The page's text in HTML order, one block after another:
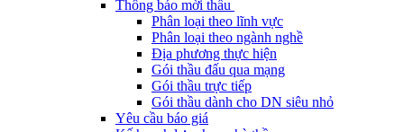
Thông báo mời thầu
Phân loại theo lĩnh vực
Phân loại theo ngành nghề
Địa phương thực hiện
Gói thầu đấu qua mạng
Gói thầu trực tiếp
Gói thầu dành cho DN siêu nhỏ
Yêu cầu báo giá